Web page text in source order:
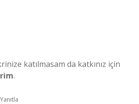
katılmasam da katkınız için
.
Yanıtla